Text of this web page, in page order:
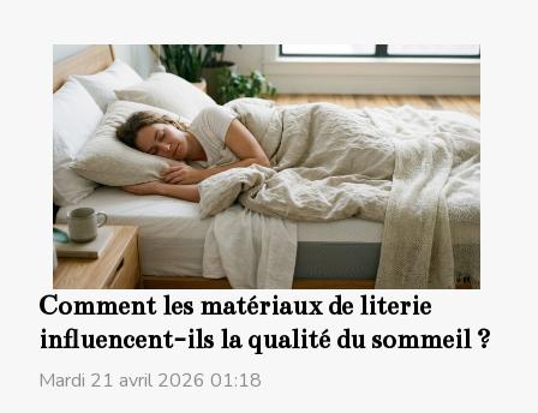
Comment les matériaux de literie
influencent-ils la qualité du sommeil ?
Mardi 21 avril 2026 01:18